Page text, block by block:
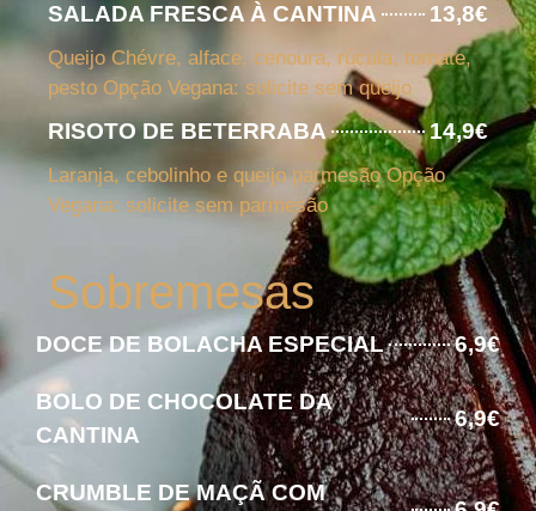
SALADA FRESCA À CANTINA 13,8€
Queijo Chévre, alface, cenoura, rúcula, tomate,
pesto Opção Vegana: solicite sem queijo
RISOTO DE BETERRABA 14,9€
Laranja, cebolinho e queijo parmesão Opção
Vegana: solicite sem parmesão
Sobremesas
DOCE DE BOLACHA ESPECIAL 6,9€
BOLO DE CHOCOLATE DA
CANTINA
6,9€
CRUMBLE DE MAÇÃ COM